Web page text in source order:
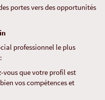
portes vers des opportunités
professionnel le plus
vous que votre profil est
vos compétences et